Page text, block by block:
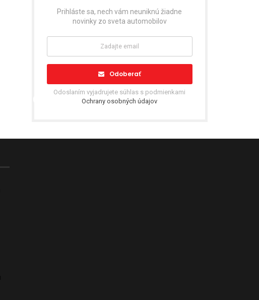
Prihláste sa, nech vám neuniknú žiadne
novinky zo sveta automobilov
Odoberať
Odoslaním vyjadrujete súhlas s podmienkami
Ochrany osobných údajov